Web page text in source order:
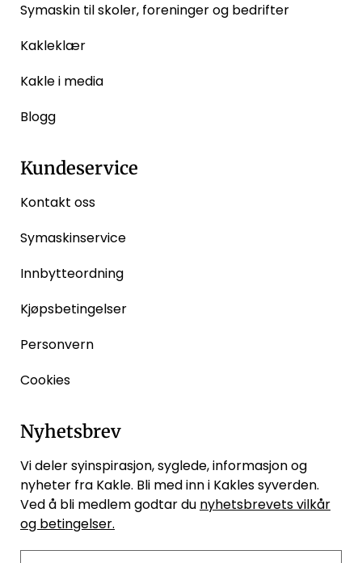
Symaskin til skoler, foreninger og bedrifter
Kakleklær
Kakle i media
Blogg
Kundeservice
Kontakt oss
Symaskinservice
Innbytteordning
Kjøpsbetingelser
Personvern
Cookies
Nyhetsbrev
Vi deler syinspirasjon, syglede, informasjon og
nyheter fra Kakle. Bli med inn i Kakles syverden.
Ved å bli medlem godtar du nyhetsbrevets vilkår
og betingelser.